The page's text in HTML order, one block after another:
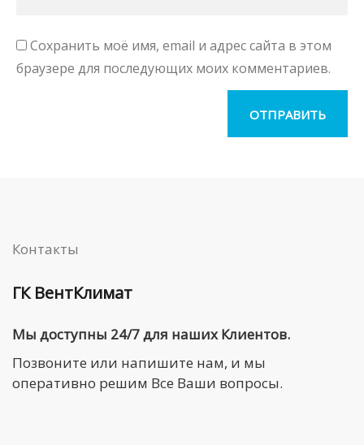
Сохранить моё имя, email и адрес сайта в этом
браузере для последующих моих комментариев.
Контакты
ГК ВентКлимат
Мы доступны 24/7 для наших Клиентов.
Позвоните или напишите нам, и мы
оперативно решим Все Ваши вопросы.